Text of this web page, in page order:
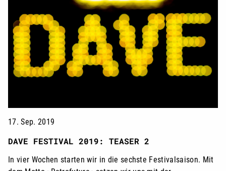
17. Sep. 2019
DAVE FESTIVAL 2019: TEASER 2
In vier Wochen starten wir in die sechste Festivalsaison. Mit